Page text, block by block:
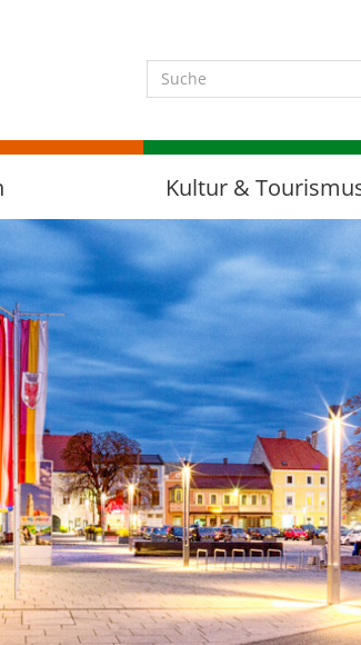
Kultur &